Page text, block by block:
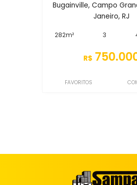
Bugainville, Campo
Janeiro, RJ
282m² 3
R$
FAVORITOS